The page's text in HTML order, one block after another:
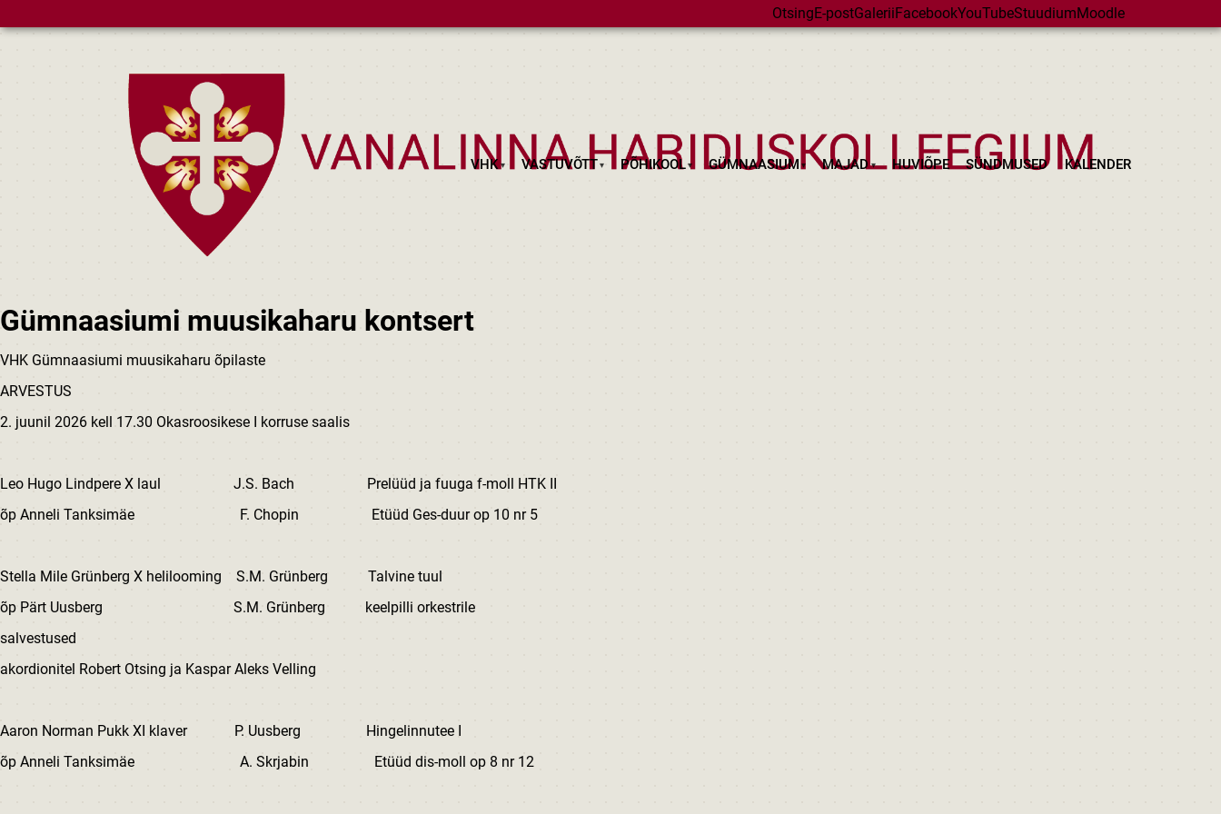
OtsingE-postGaleriiFacebookYouTubeStuudiumMoodle
VHK VASTUVÕTT PÕHIKOOL GÜMNAASIUM MAJAD HUVIÕPE SÜNDMUSED KALENDER
Gümnaasiumi muusikaharu kontsert
VHK Gümnaasiumi muusikaharu õpilaste
ARVESTUS
2. juunil 2026 kell 17.30 Okasroosikese I korruse saalis
Leo Hugo Lindpere X laul J.S. Bach Prelüüd ja fuuga f-moll HTK II
õp Anneli Tanksimäe F. Chopin Etüüd Ges-duur op 10 nr 5
Stella Mile Grünberg X helilooming S.M. Grünberg Talvine tuul
õp Pärt Uusberg S.M. Grünberg keelpilli orkestrile
salvestused
akordionitel Robert Otsing ja Kaspar Aleks Velling
Aaron Norman Pukk XI klaver P. Uusberg Hingelinnutee I
õp Anneli Tanksimäe A. Skrjabin Etüüd dis-moll op 8 nr 12